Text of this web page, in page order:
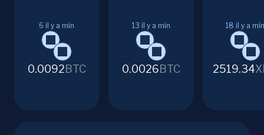
6 il y a min
0.0092BTC
13 il y a min
0.0026BTC
18 il y a min
2519.34